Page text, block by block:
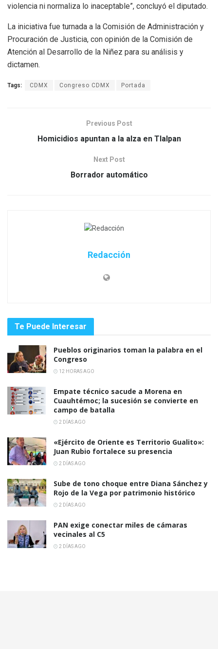
violencia ni normaliza lo inaceptable”, concluyó el diputado.
La iniciativa fue turnada a la Comisión de Administración y
Procuración de Justicia, con opinión de la Comisión de
Atención al Desarrollo de la Niñez para su análisis y
dictamen.
Tags: CDMX Congreso CDMX Portada
Previous Post
Homicidios apuntan a la alza en Tlalpan
Next Post
Borrador automático
Redacción
Te Puede Interesar
Pueblos originarios toman la palabra en el
Congreso
12 HORAS AGO
Empate técnico sacude a Morena en
Cuauhtémoc; la sucesión se convierte en
campo de batalla
2 DÍAS AGO
«Ejército de Oriente es Territorio Gualito»:
Juan Rubio fortalece su presencia
2 DÍAS AGO
Sube de tono choque entre Diana Sánchez y
Rojo de la Vega por patrimonio histórico
2 DÍAS AGO
PAN exige conectar miles de cámaras
vecinales al C5
2 DÍAS AGO